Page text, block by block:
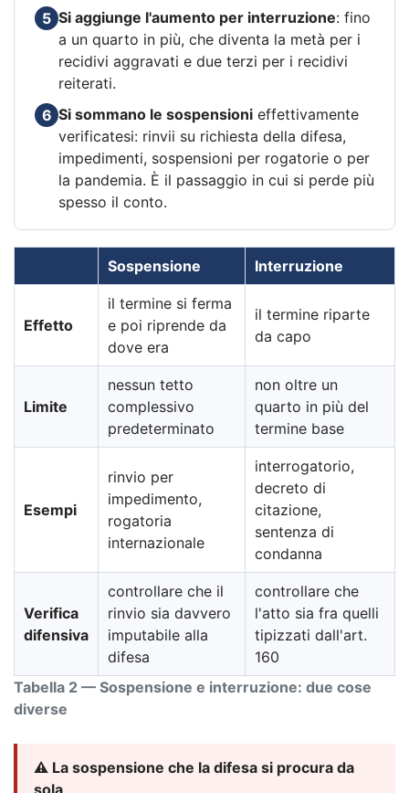
5 Si aggiunge l'aumento per interruzione: fino
a un quarto in più, che diventa la metà per i
recidivi aggravati e due terzi per i recidivi
reiterati.
6 Si sommano le sospensioni effettivamente
verificatesi: rinvii su richiesta della difesa,
impedimenti, sospensioni per rogatorie o per
la pandemia. È il passaggio in cui si perde più
spesso il conto.
Tabella 2 — Sospensione e interruzione: due cose
diverse
Sospensione Interruzione
Effetto
il termine si ferma
e poi riprende da
dove era
il termine riparte
da capo
Limite
nessun tetto
complessivo
predeterminato
non oltre un
quarto in più del
termine base
Esempi
rinvio per
impedimento,
rogatoria
internazionale
interrogatorio,
decreto di
citazione,
sentenza di
condanna
Verifica
difensiva
controllare che il
rinvio sia davvero
imputabile alla
difesa
controllare che
l'atto sia fra quelli
tipizzati dall'art.
160
⚠️ La sospensione che la difesa si procura da
sola